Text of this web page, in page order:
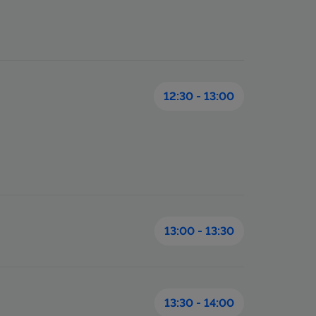
12:30 - 13:00
13:00 - 13:30
13:30 - 14:00